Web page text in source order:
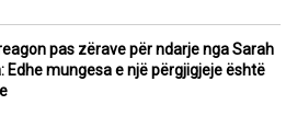
pas zërave për ndarje nga Sarah
Edhe mungesa e një përgjigjeje është